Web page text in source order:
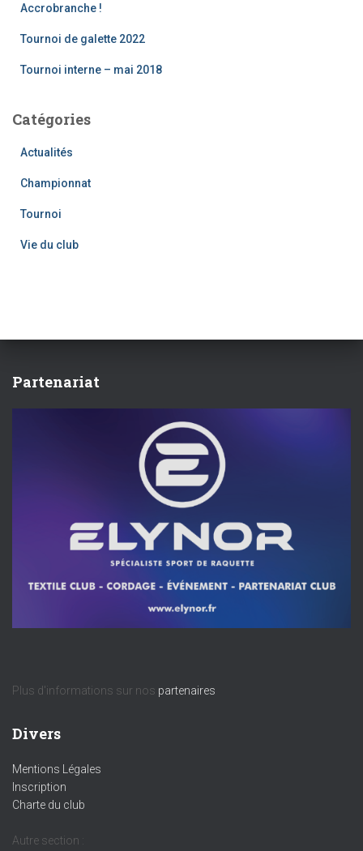
Accrobranche !
Tournoi de galette 2022
Tournoi interne – mai 2018
Catégories
Actualités
Championnat
Tournoi
Vie du club
Partenariat
Plus d'informations sur nos partenaires
Divers
Mentions Légales
Inscription
Charte du club
Autre section :